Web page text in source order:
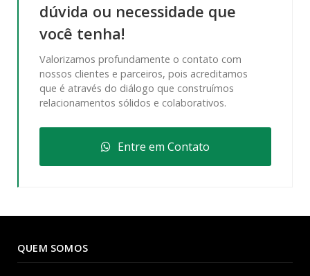
dúvida ou necessidade que
você tenha!
Valorizamos profundamente o contato com
nossos clientes e parceiros, pois acreditamos
que é através do diálogo que construímos
relacionamentos sólidos e colaborativos.
Entre em Contato
QUEM SOMOS